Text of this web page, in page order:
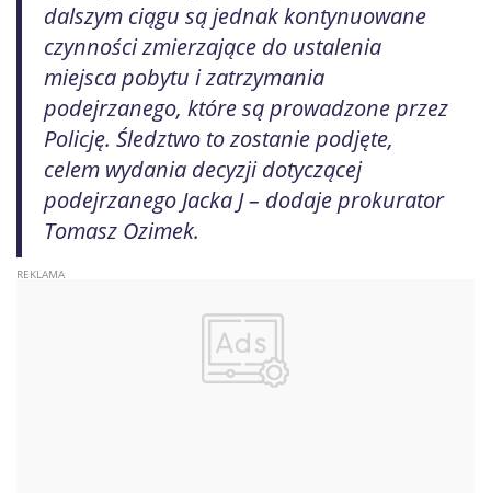
dalszym ciągu są jednak kontynuowane
czynności zmierzające do ustalenia
miejsca pobytu i zatrzymania
podejrzanego, które są prowadzone przez
Policję. Śledztwo to zostanie podjęte,
celem wydania decyzji dotyczącej
podejrzanego Jacka J – dodaje prokurator
Tomasz Ozimek.